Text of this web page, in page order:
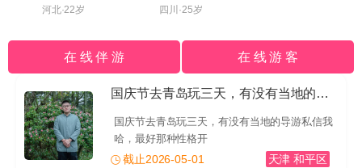
河北·22岁 四川·25岁
在 线 伴 游 在 线 游 客
国庆节去青岛玩三天，有没有当地的导游私信我哈
国庆节去青岛玩三天，有没有当地的导游私信我
哈，最好那种性格开
截止2026-05-01 天津 和平区